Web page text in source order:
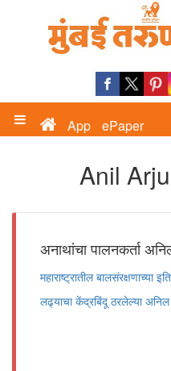
App ePaper
Anil
अनाथांचा पालनकर्ता
महाराष्ट्रातील बालसंरक्षणाच्या
लढ्याचा केंद्रबिंदू ठरलेल्या अनिल